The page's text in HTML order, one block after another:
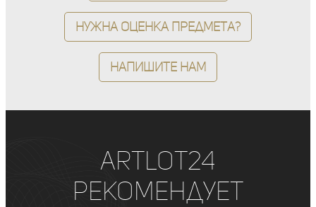
Нужна оценка предмета?
Напишите нам
ArtLot24
рекомендует